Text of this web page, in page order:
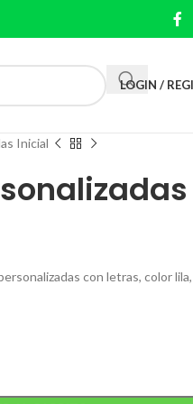
LOGIN /
Inicial
con letras, color